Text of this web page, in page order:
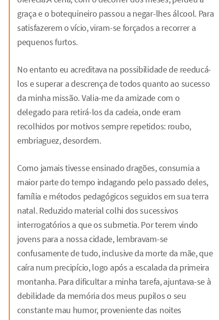
graça e o botequineiro passou a negar-lhes álcool. Para
satisfazerem o vício, viram-se forçados a recorrer a
pequenos furtos.
No entanto eu acreditava na possibilidade de reeducá-
los e superar a descrença de todos quanto ao sucesso
da minha missão. Valia-me da amizade com o
delegado para retirá-los da cadeia, onde eram
recolhidos por motivos sempre repetidos: roubo,
embriaguez, desordem.
Como jamais tivesse ensinado dragões, consumia a
maior parte do tempo indagando pelo passado deles,
família e métodos pedagógicos seguidos em sua terra
natal. Reduzido material colhi dos sucessivos
interrogatórios a que os submetia. Por terem vindo
jovens para a nossa cidade, lembravam-se
confusamente de tudo, inclusive da morte da mãe, que
caíra num precipício, logo após a escalada da primeira
montanha. Para dificultar a minha tarefa, ajuntava-se à
debilidade da memória dos meus pupilos o seu
constante mau humor, proveniente das noites